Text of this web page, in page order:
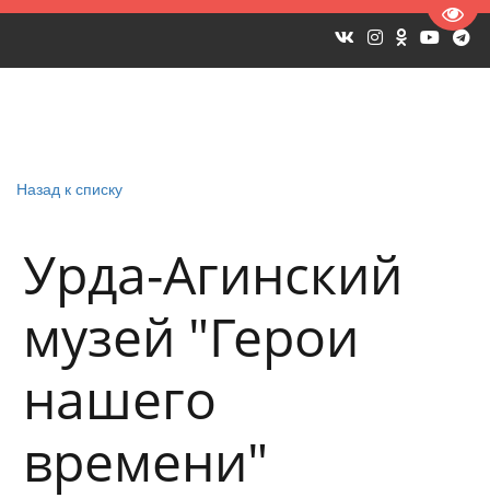
Назад к списку
Урда-Агинский
музей "Герои
нашего
времени"